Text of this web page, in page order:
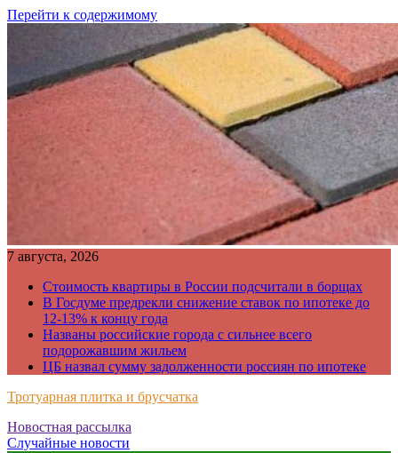
Перейти к содержимому
7 августа, 2026
Стоимость квартиры в России подсчитали в борщах
В Госдуме предрекли снижение ставок по ипотеке до
12-13% к концу года
Названы российские города с сильнее всего
подорожавшим жильем
ЦБ назвал сумму задолженности россиян по ипотеке
Тротуарная плитка и брусчатка
Just another WordPress site
Новостная рассылка
Случайные новости